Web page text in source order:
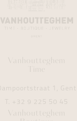
Vanhoutteghem
Time
Dampoortstraat 1, Gent
T. +32 9 225 50 45
Vanhoutteghem